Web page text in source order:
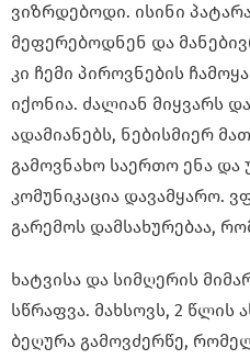
ვიზრდებოდი. ისინი
მეფერებოდნენ და
კი ჩემი პიროვნების
იქონია. ძალიან მიყვარს
ადამიანებს, ნებისმიერ
გამოვნახო საერთო ენა და
კომუნიკაცია დავამყარო.
გარემოს დამსახურებაა,
ხატვისა და სიმღერის
სწრაფვა. მახსოვს, 2 წლის
ბეღურა გამოვძერწე,